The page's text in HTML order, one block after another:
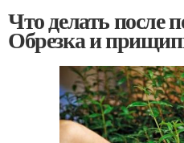
Что делать после
Обрезка и